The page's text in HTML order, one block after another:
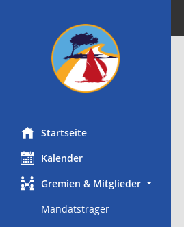
Startseite
Kalender
Gremien & Mitglieder
Mandatsträger